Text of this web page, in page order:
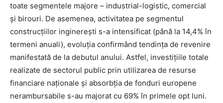
toate segmentele majore – industrial-logistic, comercial
și birouri. De asemenea, activitatea pe segmentul
construcțiilor inginerești s-a intensificat (până la 14,4% în
termeni anuali), evoluția confirmând tendința de revenire
manifestată de la debutul anului. Astfel, investițiile totale
realizate de sectorul public prin utilizarea de resurse
financiare naționale și absorbția de fonduri europene
nerambursabile s-au majorat cu 69% în primele opt luni.